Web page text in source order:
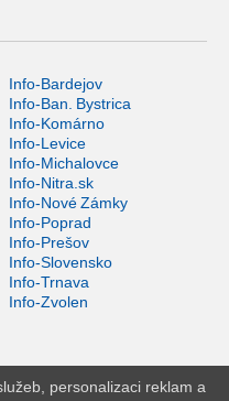
Info-Bardejov
Info-Ban. Bystrica
Info-Komárno
Info-Levice
Info-Michalovce
Info-Nitra.sk
Info-Nové Zámky
Info-Poprad
Info-Prešov
Info-Slovensko
Info-Trnava
Info-Zvolen
personalizaci reklam a